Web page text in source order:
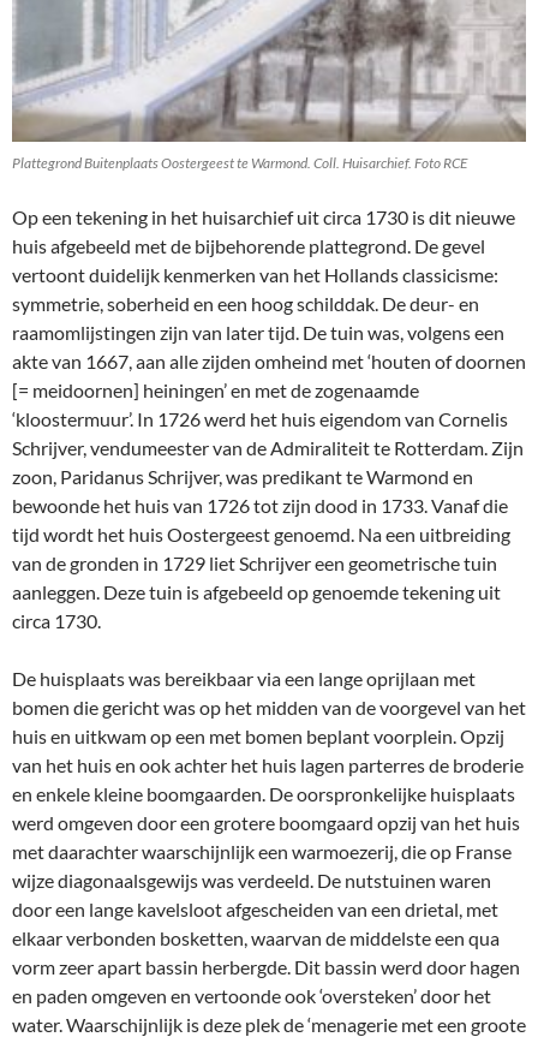
Plattegrond Buitenplaats Oostergeest te Warmond. Coll. Huisarchief. Foto RCE
Op een tekening in het huisarchief uit circa 1730 is dit nieuwe
huis afgebeeld met de bijbehorende plattegrond. De gevel
vertoont duidelijk kenmerken van het Hollands classicisme:
symmetrie, soberheid en een hoog schilddak. De deur- en
raamomlijstingen zijn van later tijd. De tuin was, volgens een
akte van 1667, aan alle zijden omheind met ‘houten of doornen
[= meidoornen] heiningen’ en met de zogenaamde
‘kloostermuur’. In 1726 werd het huis eigendom van Cornelis
Schrijver, vendumeester van de Admiraliteit te Rotterdam. Zijn
zoon, Paridanus Schrijver, was predikant te Warmond en
bewoonde het huis van 1726 tot zijn dood in 1733. Vanaf die
tijd wordt het huis Oostergeest genoemd. Na een uitbreiding
van de gronden in 1729 liet Schrijver een geometrische tuin
aanleggen. Deze tuin is afgebeeld op genoemde tekening uit
circa 1730.
De huisplaats was bereikbaar via een lange oprijlaan met
bomen die gericht was op het midden van de voorgevel van het
huis en uitkwam op een met bomen beplant voorplein. Opzij
van het huis en ook achter het huis lagen parterres de broderie
en enkele kleine boomgaarden. De oorspronkelijke huisplaats
werd omgeven door een grotere boomgaard opzij van het huis
met daarachter waarschijnlijk een warmoezerij, die op Franse
wijze diagonaalsgewijs was verdeeld. De nutstuinen waren
door een lange kavelsloot afgescheiden van een drietal, met
elkaar verbonden bosketten, waarvan de middelste een qua
vorm zeer apart bassin herbergde. Dit bassin werd door hagen
en paden omgeven en vertoonde ook ‘oversteken’ door het
water. Waarschijnlijk is deze plek de ‘menagerie met een groote